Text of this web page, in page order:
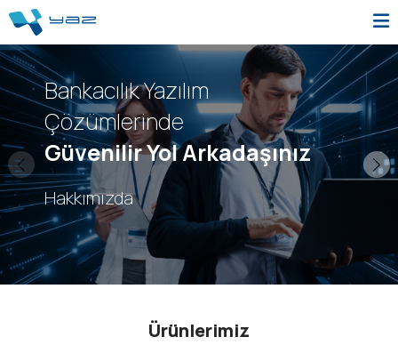
Bankacılık Yazılım
Çözümlerinde
Güvenilir Yol Arkadaşınız
Hakkımızda
Ürünlerimiz